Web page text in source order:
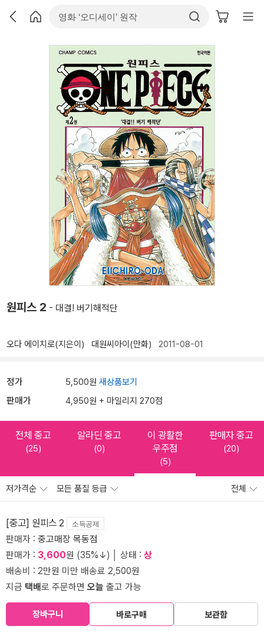
원피스 2 - 대결! 버기해적단
오다 에이치로(지은이) 대원씨아이(만화) 2011-08-01
정가 5,500원 새상품보기
판매가 4,950원 + 마일리지 270점
전체 중고
(25)
알라딘 중고
(0)
이 광활한
우주점
(5)
판매자 중고
(20)
저가격순 모든 품질 등급 전체
[중고] 원피스 2 소득공제
판매자 : 중고매장 목동점
판매가 : 3,600원 (35%↓) │ 상태 : 상
배송비 : 2만원 미만 배송료 2,500원
지금 택배로 주문하면오늘 출고 가능
장바구니 바로구매 보관함